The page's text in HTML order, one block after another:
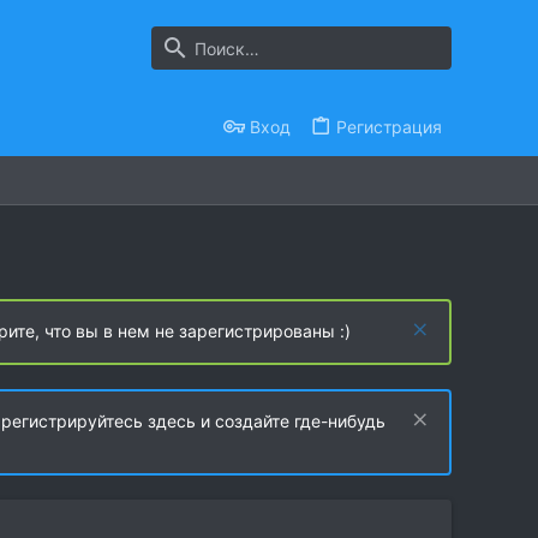
Вход Регистрация
что вы в нем не зарегистрированы :)
здесь и создайте где-нибудь